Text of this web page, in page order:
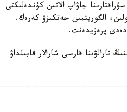
جاۋاپ الاتىن كۇندەلىكتى
الگوريتمىن جەتكىزۋ كەرەك.
پرەزيدەنت.
قارسى شارالار قابىلداۋ